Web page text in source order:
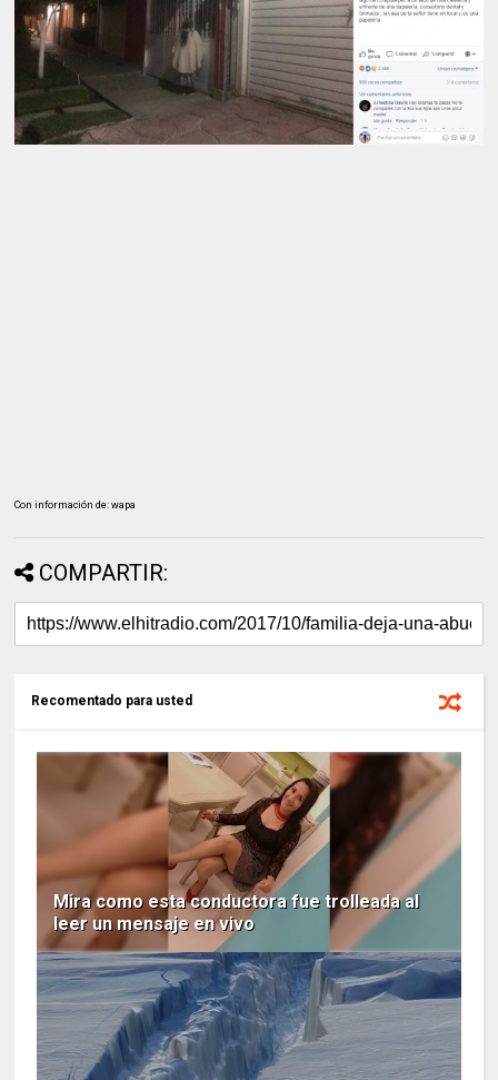
Con información de: wapa
COMPARTIR:
Recomentado para usted
Mira como esta conductora fue trolleada al
leer un mensaje en vivo